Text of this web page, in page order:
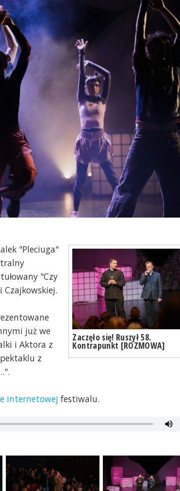
Zaczęło się! Ruszył 58.
Kontrapunkt [ROZMOWA]
"Pleciuga"
"Czy
Czajkowskiej.
już we
i Aktora z
z
internetowej festiwalu.